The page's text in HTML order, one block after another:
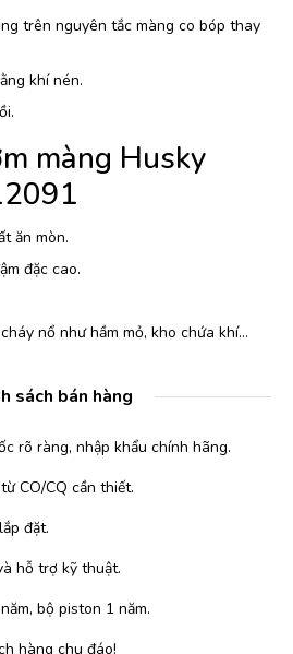
trên nguyên tắc màng co bóp thay
khí nén.
màng Husky
ăn mòn.
đặc cao.
nổ như hầm mỏ, kho chứa khí…
sách bán hàng
rõ ràng, nhập khẩu chính hãng.
CO/CQ cần thiết.
đặt.
hỗ trợ kỹ thuật.
bộ piston 1 năm.
hàng chu đáo!